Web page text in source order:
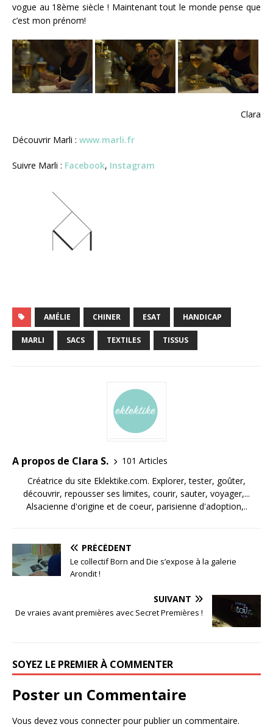
vogue au 18ème siècle ! Maintenant tout le monde pense que
c’est mon prénom!
Clara
Découvrir Marli : www.marli.fr
Suivre Marli : Facebook, Instagram
AMÉLIE CHINER ESAT HANDICAP
MARLI SACS TEXTILES TISSUS
A propos de Clara S.
101 Articles
Créatrice du site Eklektike.com. Explorer, tester, goûter,
découvrir, repousser ses limites, courir, sauter, voyager,...
Alsacienne d'origine et de coeur, parisienne d'adoption,..
PRÉCÉDENT
Le collectif Born and Die s’expose à la galerie
Arondit !
SUIVANT
De vraies avant premières avec Secret Premières !
SOYEZ LE PREMIER À COMMENTER
Poster un Commentaire
Vous devez vous connecterpour publier un commentaire.